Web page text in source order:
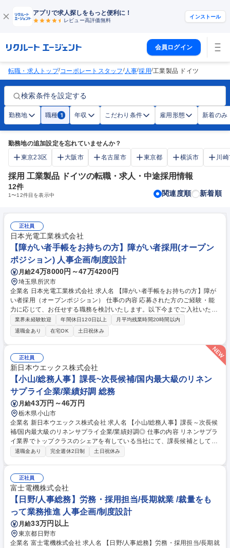
アプリで求人探しをもっと便利に！
レビュー高評価無料
インストール
会員ログイン
転職・求人トップ/コーポレートスタッフ/人事/採用/工業製品 ドイツ
検索条件を設定する
勤務地 職種 1 年収 こだわり条件 雇用形態 新着のみ
勤務地の追加設定を忘れていませんか？
東京23区
大阪市 名古屋市 東京都 横浜市 川
採用 工業製品 ドイツの転職・求人・中途採用情報
12件
1〜12件目を表示中 関連度順 新着順
正社員
日本光電工業株式会社
【障がい者手帳をお持ちの方】障がい者採用(オープン
ポジション) 人事企画/制度設計
月給24万8000円～47万4200円
埼玉県所沢市
企業名 日本光電工業株式会社 求人名 【障がい者手帳をお持ちの方】障が
い者採用（オープンポジション） 仕事の内容 応募された方のご経験・能
力に応じて、お任せする職務を検討いたします。以下今までご入社いただ
いた方の一例ですが、所属する部署の何かしらの業務を担当者としてお任
せいたします。詳細に関しては面接を通じて ご案内いたします。 【業務
例】■バックオフィス系（人事、経理、品質管理など）：一例としては、
入退者管理、通勤費、部署の経費計画管理等、ルーチン化されている業務
から慣れていただき、徐々に業務改善やより効率的に業務を進めるような
企画提案も期待しています。 ■営業系（営業職、販売促進）：一例として
は、当社の製品を販売する営業職や、製品のPR資料や他社調査を行う販
売促進担当等 募集職種 【障がい者手帳をお持ちの方】障がい者採用（オ
ープンポジション）
業界未経験歓迎 年間休日120日以上
月平均残業時間20時間以内
退職金あり
在宅OK 土日祝休み
正社員
新日本ウエックス株式会社
【小山/総務人事】課長~次長候補/国内最大級のリネン
サプライ企業/業績好調 総務
月給43万円～46万円
栃木県小山市
企業名 新日本ウエックス株式会社 求人名 【小山/総務人事】課長～次長候
補/国内最大級のリネンサプライ企業/業績好調◎ 仕事の内容 リネンサプラ
イ業界でトップクラスのシェアを有している当社にて、課長候補として労
務、総務業務をお任せいたします。工場には400名ほどの従業員が在籍し
体的には】 ■工場の正社員・パート従業員等の採用、雇用契約管理、労務
管理 ■工場の設備管理、託児所、学童、従業員寮（4階建てのマンショ
ン） ■総務対応（健康診断対応、予防接種管理、年末調整対応、マニュア
ルの整備他） 募集職種 【小山/総務人事】課長～次長候補/国内最大級のリ
ネンサプライ企業/業績好調◎
退職金あり 完全週休2日制 土日祝休み
正社員
富士電機株式会社
【日野/人事総務】労務・採用担当/長期就業 /裁量をも
って業務推進 人事企画/制度設計
月給33万円以上
東京都日野市
企業名 富士電機株式会社 求人名 【日野/人事総務】労務・採用担当/長期就